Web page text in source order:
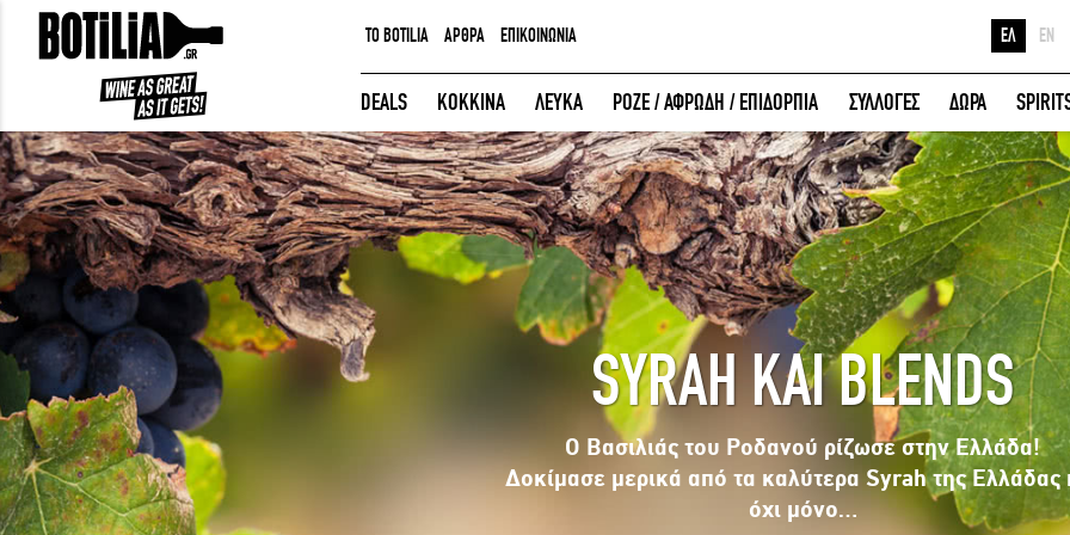
ΕΙΣΟΔΟΣ ΜΕΛΩΝ
Να με θυμάσαι
ΕΙΣΟΔΟΣ Ξέχασα τον κωδικό μου!
ΕΙΣΟΔΟΣ ΜΕ FACEBOOK
TO BOTILIA ΑΡΘΡΑ ΕΠΙΚΟΙΝΩΝΙΑ ΕΛ EN
DEALS ΚΟΚΚΙΝΑ ΛΕΥΚΑ ΡΟΖΕ / ΑΦΡΩΔΗ / ΕΠΙΔΟΡΠΙΑ ΣΥΛΛΟΓΕΣ ΔΩΡΑ
SYRAH ΚΑΙ BLENDS
Ο Βασιλιάς του Ροδανού ρίζωσε στην Ελλάδα!
Δοκίμασε μερικά από τα καλύτερα Syrah της Ελλάδας
όχι μόνο…